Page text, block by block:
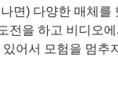
면) 다양한 매체
전을 하고 비디오
어서 모험을 멈